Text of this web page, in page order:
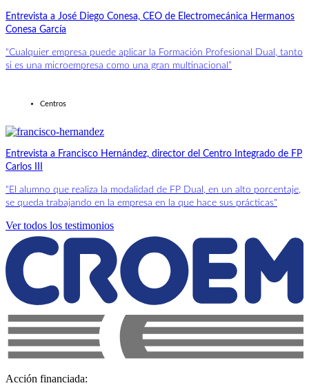
Entrevista a José Diego Conesa, CEO de Electromecánica Hermanos
Conesa García
“Cualquier empresa puede aplicar la Formación Profesional Dual, tanto
si es una microempresa como una gran multinacional”
Centros
Entrevista a Francisco Hernández, director del Centro Integrado de FP
Carlos III
“El alumno que realiza la modalidad de FP Dual, en un alto porcentaje,
se queda trabajando en la empresa en la que hace sus prácticas"
Ver todos los testimonios
Acción financiada: